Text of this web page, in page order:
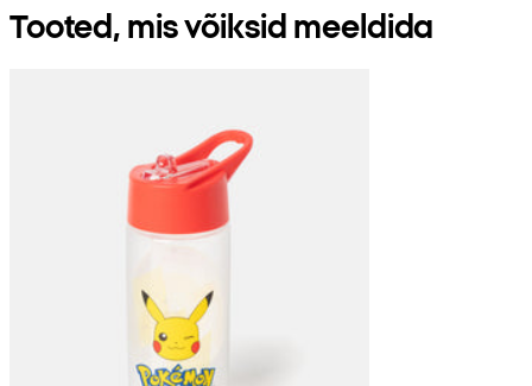
Tooted, mis võiksid meeldida